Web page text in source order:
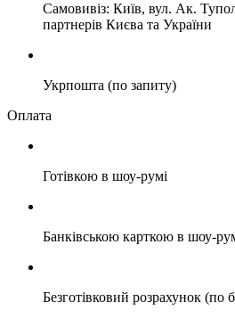
Самовивіз: Київ, вул. Ак.
партнерів Києва та України
Укрпошта (по запиту)
Оплата
Готівкою в шоу-румі
Банківською карткою в шоу-
Безготівковий розрахунок (по